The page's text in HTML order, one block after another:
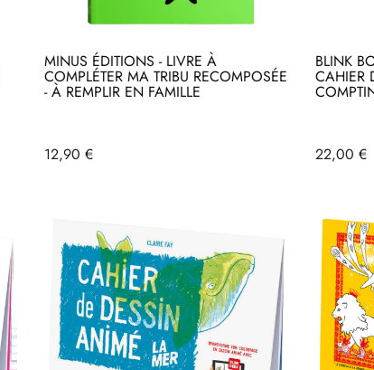
MINUS ÉDITIONS - LIVRE À
COMPLÉTER MA TRIBU RECOMPOSÉE
- À REMPLIR EN FAMILLE
Prix
12,90 €
BLINK
CAHIER
Prix
22,00 €